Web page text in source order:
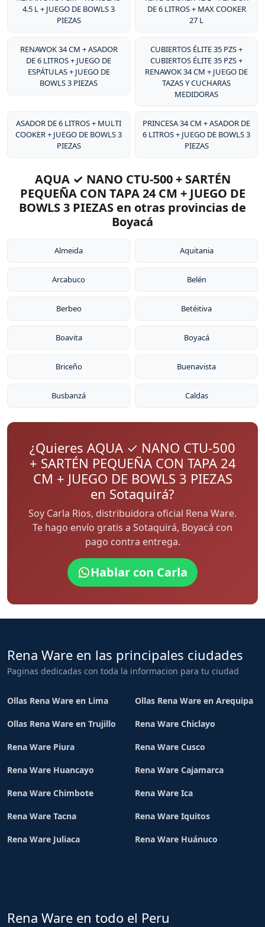
4.5 L + JUEGO DE BOWLS 3
PIEZAS
DE 6 LITROS + MAX COOKER
27 L
RENAWOK 34 CM + ASADOR
DE 6 LITROS + JUEGO DE
ESPÁTULAS + JUEGO DE
BOWLS 3 PIEZAS
CUBIERTOS ÉLITE 35 PZS +
CUBIERTOS ÉLITE 35 PZS +
RENAWOK 34 CM + JUEGO DE
TAZAS Y CUCHARAS
MEDIDORAS
ASADOR DE 6 LITROS + MULTI
COOKER + JUEGO DE BOWLS 3
PIEZAS
PRINCESA 34 CM + ASADOR DE
6 LITROS + JUEGO DE BOWLS 3
PIEZAS
AQUA ✓ NANO CTU-500 + SARTÉN
PEQUEÑA CON TAPA 24 CM + JUEGO DE
BOWLS 3 PIEZAS en otras provincias de
Boyacá
Almeida Aquitania
Arcabuco Belén
Berbeo Betéitiva
Boavita Boyacá
Briceño Buenavista
Busbanzá Caldas
¿Quieres AQUA ✓ NANO CTU-500
+ SARTÉN PEQUEÑA CON TAPA 24
CM + JUEGO DE BOWLS 3 PIEZAS
en Sotaquirá?
Soy Carla Rios, distribuidora oficial Rena Ware.
Te hago envío gratis a Sotaquirá, Boyacá con
pago contra entrega.
Hablar con Carla
Rena Ware en las principales ciudades
Paginas dedicadas con toda la informacion para tu ciudad
Ollas Rena Ware en Lima Ollas Rena Ware en Arequipa
Ollas Rena Ware en Trujillo Rena Ware Chiclayo
Rena Ware Piura Rena Ware Cusco
Rena Ware Huancayo Rena Ware Cajamarca
Rena Ware Chimbote Rena Ware Ica
Rena Ware Tacna Rena Ware Iquitos
Rena Ware Juliaca Rena Ware Huánuco
Rena Ware en todo el Peru